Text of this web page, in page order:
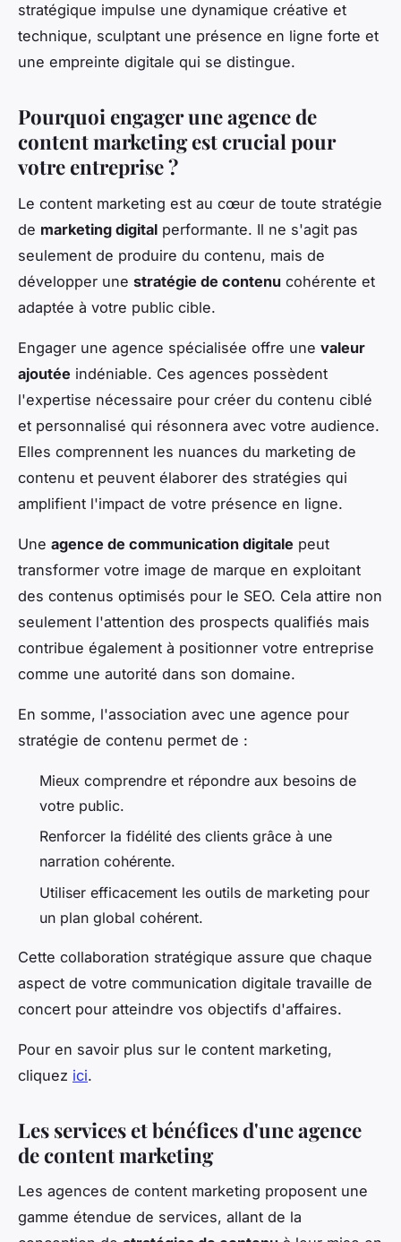
stratégique impulse une dynamique créative et
technique, sculptant une présence en ligne forte et
une empreinte digitale qui se distingue.
Pourquoi engager une agence de
content marketing est crucial pour
votre entreprise ?
Le content marketing est au cœur de toute stratégie
de marketing digital performante. Il ne s'agit pas
seulement de produire du contenu, mais de
développer une stratégie de contenu cohérente et
adaptée à votre public cible.
Engager une agence spécialisée offre une valeur
ajoutée indéniable. Ces agences possèdent
l'expertise nécessaire pour créer du contenu ciblé
et personnalisé qui résonnera avec votre audience.
Elles comprennent les nuances du marketing de
contenu et peuvent élaborer des stratégies qui
amplifient l'impact de votre présence en ligne.
Une agence de communication digitale peut
transformer votre image de marque en exploitant
des contenus optimisés pour le SEO. Cela attire non
seulement l'attention des prospects qualifiés mais
contribue également à positionner votre entreprise
comme une autorité dans son domaine.
En somme, l'association avec une agence pour
stratégie de contenu permet de :
Mieux comprendre et répondre aux besoins de
votre public.
Renforcer la fidélité des clients grâce à une
narration cohérente.
Utiliser efficacement les outils de marketing pour
un plan global cohérent.
Cette collaboration stratégique assure que chaque
aspect de votre communication digitale travaille de
concert pour atteindre vos objectifs d'affaires.
Pour en savoir plus sur le content marketing,
cliquez ici.
Les services et bénéfices d'une agence
de content marketing
Les agences de content marketing proposent une
gamme étendue de services, allant de la